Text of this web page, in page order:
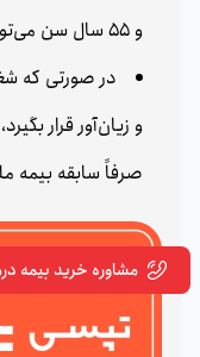
و 55 سال سن می‌توانند درخواست بازنشستگی بدهند.
در صورتی که
و زیان‌آور قرار
صرفاً سابقه بیمه
مشاوره خرید بیمه